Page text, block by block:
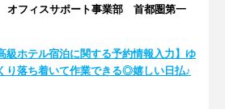
オフィスサポート事業部 首都圏第一
級ホテル宿泊に関する予約情報入力】ゆ
り落ち着いて作業できる◎嬉しい日払♪